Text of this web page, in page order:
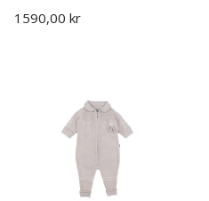
1590,00 kr